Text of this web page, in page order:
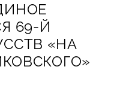
69-Й
«НА